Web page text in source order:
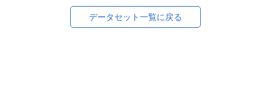
データセット一覧に戻る